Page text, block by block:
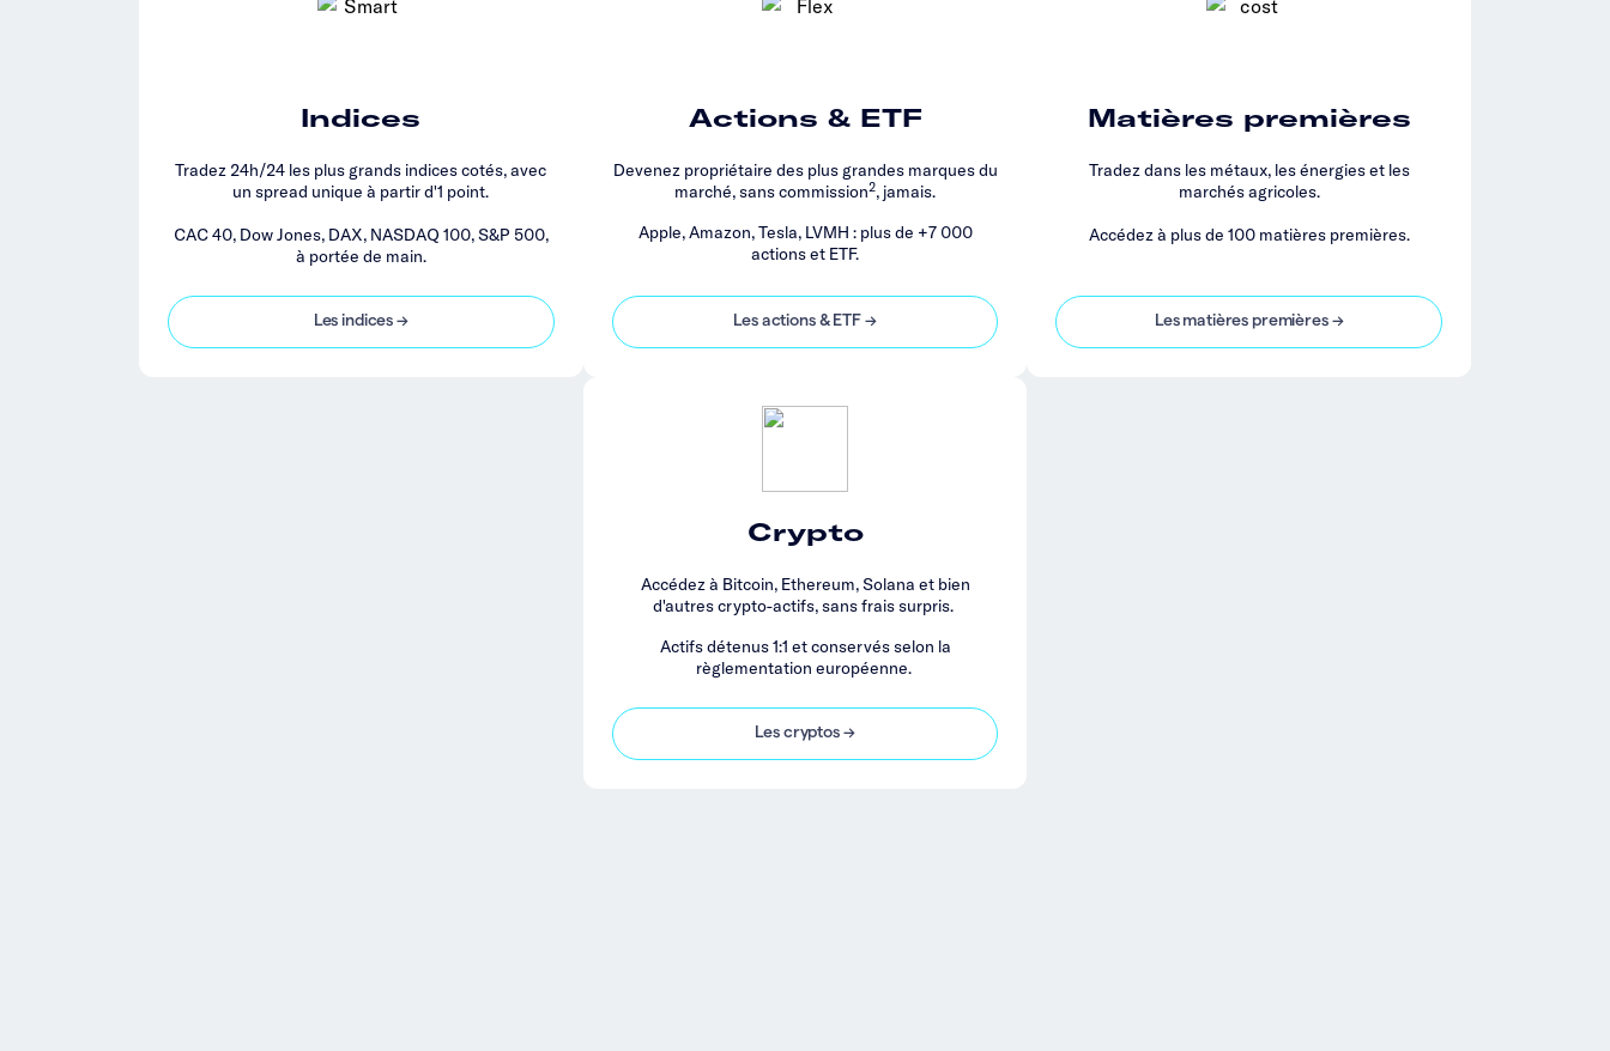
Indices
Tradez 24h/24 les plus grands indices cotés, avec
un spread unique à partir d'1 point.
CAC 40, Dow Jones, DAX, NASDAQ 100, S&P 500,
à portée de main.
Les indices →
Actions & ETF
Devenez propriétaire des plus grandes marques du
marché, sans commission2, jamais.
Apple, Amazon, Tesla, LVMH : plus de +7 000
actions et ETF.
Les actions & ETF →
Matières premières
Tradez dans les métaux, les énergies et les
marchés agricoles.
Accédez à plus de 100 matières premières.
Les matières premières →
Crypto
Accédez à Bitcoin, Ethereum, Solana et bien
d'autres crypto-actifs, sans frais surpris.
Actifs détenus 1:1 et conservés selon la
règlementation européenne.
Les cryptos →